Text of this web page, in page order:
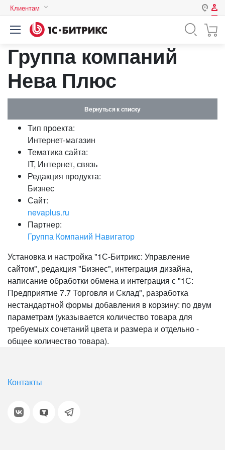
Клиентам
Казахстан
Авторизация
Зарегистрироваться
Логин
Пароль
Забыли свой пароль?
Группа компаний
Нева Плюс
Вернуться к списку
Тип проекта:
Интернет-магазин
Тематика сайта:
IT, Интернет, связь
Редакция продукта:
Бизнес
Сайт:
nevaplus.ru
Партнер:
Группа Компаний Навигатор
Установка и настройка "1С-Битрикс: Управление
сайтом", редакция "Бизнес", интеграция дизайна,
написание обработки обмена и интеграция с "1С:
Предприятие 7.7 Торговля и Склад", разработка
нестандартной формы добавления в корзину: по двум
параметрам (указывается количество товара для
требуемых сочетаний цвета и размера и отдельно -
общее количество товара).
Контакты